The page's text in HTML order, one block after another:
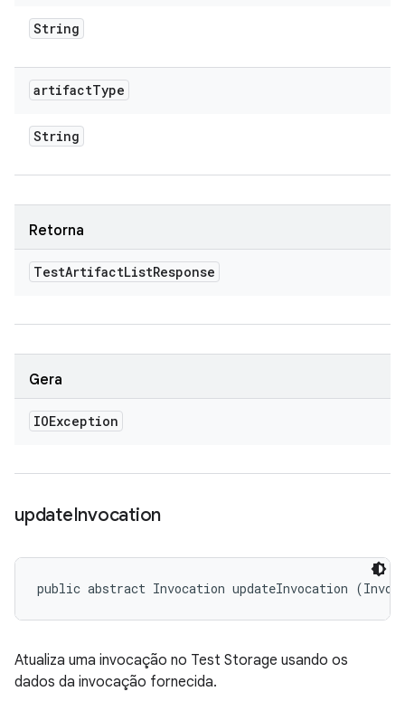
String
artifactType
String
Retorna
TestArtifactListResponse
Gera
IOException
updateInvocation
public abstract Invocation updateInvocation
Atualiza uma invocação no Test Storage usando os
dados da invocação fornecida.